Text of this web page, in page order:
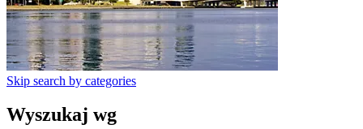
Skip search by categories
Wyszukaj wg